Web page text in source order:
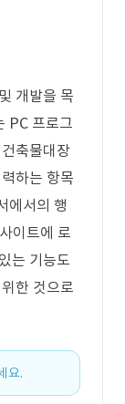
개발을 목
PC 프로그
축물대장
하는 항목
에서의 행
이트에 로
는 기능도
한 것으로
요.